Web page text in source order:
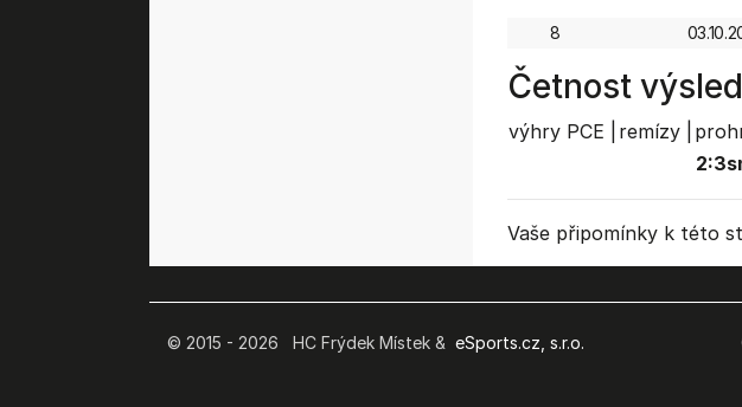
8
Četnost
výhry PCE | remízy |
Vaše připomínky k této
© 2015 - 2026 HC Frýdek Místek &eSports.cz, s.r.o.